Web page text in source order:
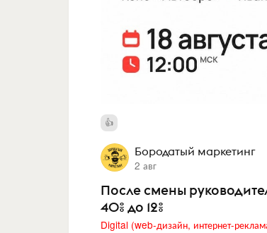
Бородатый маркетинг
2 авг
После смены
40% до 12%